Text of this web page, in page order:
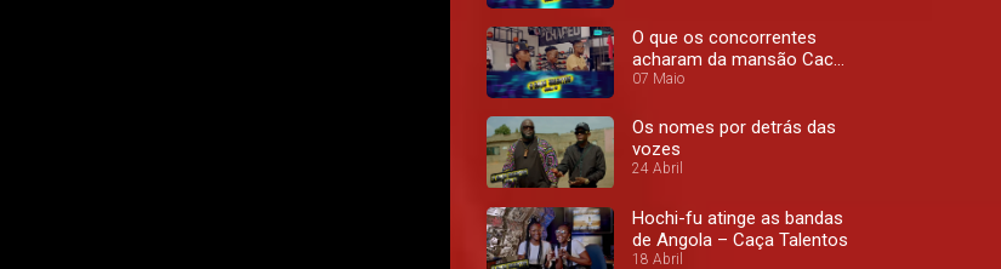
O que os concorrentes
acharam da mansão Caca
Talento - Caça Talentos
07 Maio
Os nomes por detrás das
vozes
24 Abril
Hochi-fu atinge as bandas
de Angola – Caça Talentos
18 Abril